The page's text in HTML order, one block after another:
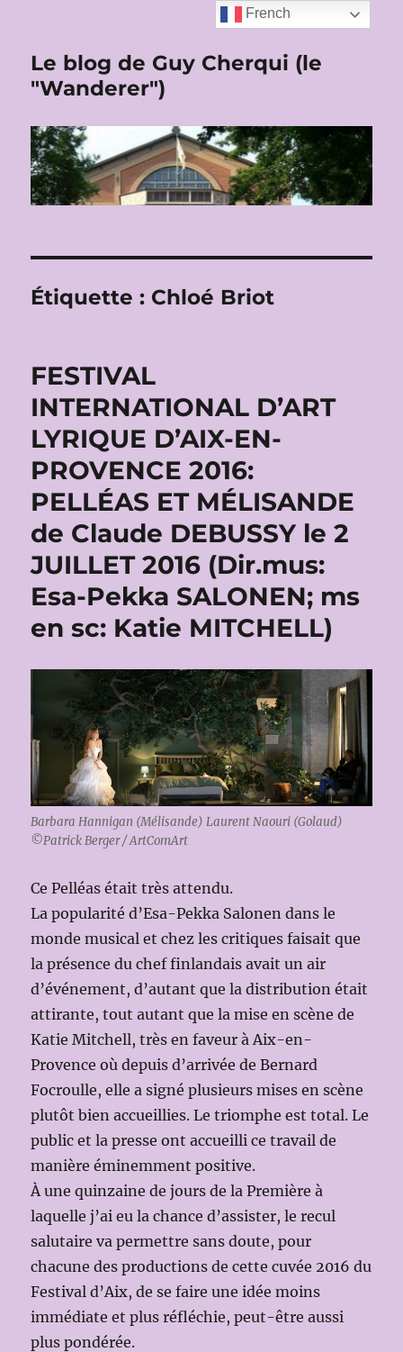
Le blog de Guy Cherqui (le
"Wanderer")
Étiquette : Chloé Briot
FESTIVAL
INTERNATIONAL D’ART
LYRIQUE D’AIX-EN-
PROVENCE 2016:
PELLÉAS ET MÉLISANDE
de Claude DEBUSSY le 2
JUILLET 2016 (Dir.mus:
Esa-Pekka SALONEN; ms
en sc: Katie MITCHELL)
Barbara Hannigan (Mélisande) Laurent Naouri (Golaud)
©Patrick Berger / ArtComArt
Ce Pelléas était très attendu.
La popularité d’Esa-Pekka Salonen dans le
monde musical et chez les critiques faisait que
la présence du chef finlandais avait un air
d’événement, d’autant que la distribution était
attirante, tout autant que la mise en scène de
Katie Mitchell, très en faveur à Aix-en-
Provence où depuis d’arrivée de Bernard
Focroulle, elle a signé plusieurs mises en scène
plutôt bien accueillies. Le triomphe est total. Le
public et la presse ont accueilli ce travail de
manière éminemment positive.
À une quinzaine de jours de la Première à
laquelle j’ai eu la chance d’assister, le recul
salutaire va permettre sans doute, pour
chacune des productions de cette cuvée 2016 du
Festival d’Aix, de se faire une idée moins
immédiate et plus réfléchie, peut-être aussi
plus pondérée.
French